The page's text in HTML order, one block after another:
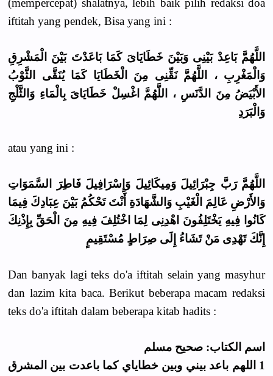
iftitah yang pendek, Bisa yang ini :
اللَّهُمَّ بَاعِدْ بَيْنِى وَبَيْنَ خَطَايَاىَ كَمَا بَاعَدْتَ بَيْنَ الْمَشْرِقِ
وَالْمَغْرِبِ ، اللَّهُمَّ نَقِّنِى مِنَ الْخَطَايَا كَمَا يُنَقَّى الثَّوْبُ
الأَبْيَضُ مِنَ الدَّنَسِ ، اللَّهُمَّ اغْسِلْ خَطَايَاىَ بِالْمَاءِ وَالثَّلْجِ
وَالْبَرَدِ
atau yang ini :
اللَّهُمَّ رَبَّ جِبْرَائِيلَ وَمِيكَائِيلَ وَإِسْرَافِيلَ فَاطِرَ السَّمَوَاتِ
وَالأَرْضِ عَالِمَ الْغَيْبِ وَالشَّهَادَةِ أَنْتَ تَحْكُمُ بَيْنَ عِبَادِكَ فِيمَا
كَانُوا فِيهِ يَخْتَلِفُونَ اهْدِنِى لِمَا اخْتُلِفَ فِيهِ مِنَ الْحَقِّ بِإِذْنِكَ
إِنَّكَ تَهْدِى مَنْ تَشَاءُ إِلَى صِرَاطٍ مُسْتَقِيمٍ
Dan banyak lagi teks do'a iftitah selain yang masyhur
dan lazim kita baca. Berikut beberapa macam redaksi
teks do'a iftitah dalam beberapa kitab hadits :
اسم الكتاب: صحيح مسلم
1 اللهم باعد بيني وبين خطاياي كما باعدت بين المشرق